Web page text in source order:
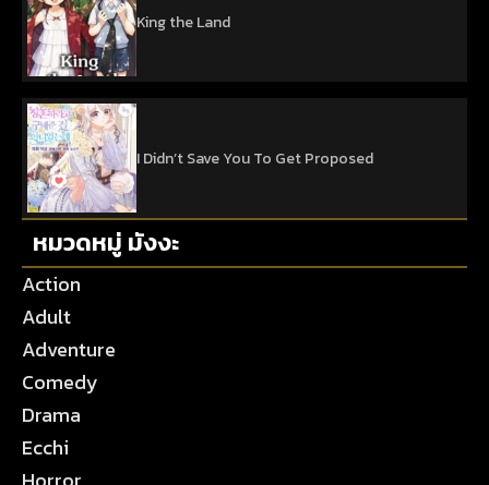
King the Land
I Didn’t Save You To Get Proposed
หมวดหมู่ มังงะ
Action
Adult
Adventure
Comedy
Drama
Ecchi